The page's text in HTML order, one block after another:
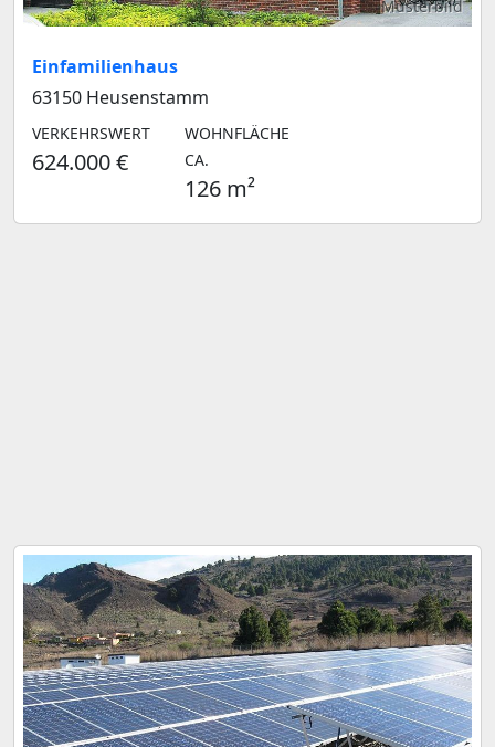
Musterbild
Einfamilienhaus
63150 Heusenstamm
VERKEHRSWERT
624.000 €
WOHNFLÄCHE
CA.
126 m²